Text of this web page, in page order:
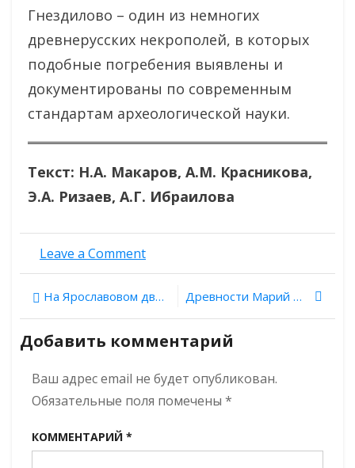
Гнездилово – один из немногих
древнерусских некрополей, в которых
подобные погребения выявлены и
документированы по современным
стандартам археологической науки.
Текст: Н.А. Макаров, А.М. Красникова,
Э.А. Ризаев, А.Г. Ибраилова
Leave a Commenton
Раскопки
Гнездилово
под
«лимонки»
индийская
монета
Навигация
по
записям
На Ярославовом дворище обнаружена уникальная печать Новгородского периода правления Ярослава Мудрого Древности Марий Эл. Выпуск 4. Церковь Живоначальной Троицы в Йошкар-Оле
Добавить комментарий
Ваш адрес email не будет опубликован.
Обязательные поля помечены *
КОММЕНТАРИЙ *